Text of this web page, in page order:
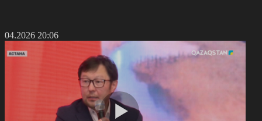
20:06